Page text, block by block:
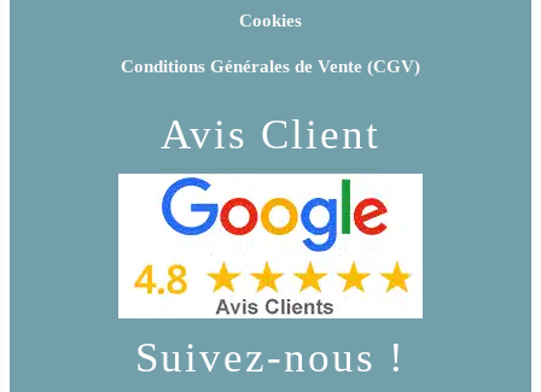
Cookies
Conditions Générales de Vente (CGV)
Avis Client
Suivez-nous !